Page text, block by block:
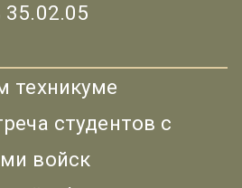
35.02.05
техникуме
студентов с
войск